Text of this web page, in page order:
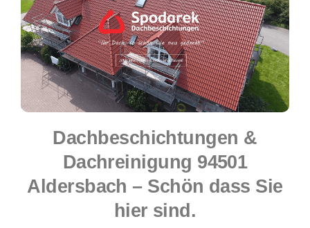
Dachbeschichtungen &
Dachreinigung 94501
Aldersbach – Schön dass Sie
hier sind.